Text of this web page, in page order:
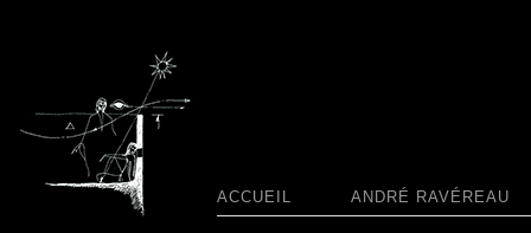
ACCUEIL ANDRÉ RAVÉREAU